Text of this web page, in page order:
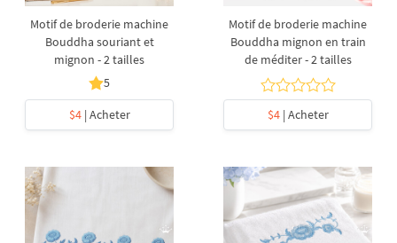
Motif de broderie machine
Bouddha souriant et
mignon - 2 tailles
5
$4| Acheter
Motif de broderie machine
Bouddha mignon en train
de méditer - 2 tailles
$4| Acheter